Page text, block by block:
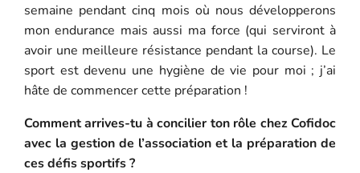
semaine pendant cinq mois où nous développerons
mon endurance mais aussi ma force (qui serviront à
avoir une meilleure résistance pendant la course). Le
sport est devenu une hygiène de vie pour moi ; j’ai
hâte de commencer cette préparation !
Comment arrives-tu à concilier ton rôle chez Cofidoc
avec la gestion de l’association et la préparation de
ces défis sportifs ?